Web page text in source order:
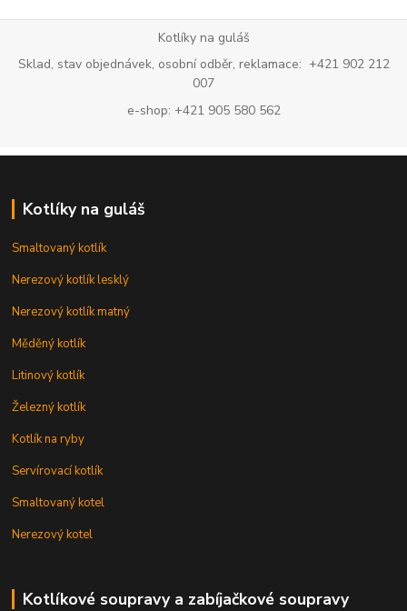
Kotlíky na guláš
Sklad, stav objednávek, osobní odběr, reklamace: +421 902 212
007
e-shop: +421 905 580 562
Kotlíky na guláš
Smaltovaný kotlík
Nerezový kotlík lesklý
Nerezový kotlík matný
Měděný kotlík
Litinový kotlík
Železný kotlík
Kotlík na ryby
Servírovací kotlík
Smaltovaný kotel
Nerezový kotel
Kotlíkové soupravy a zabíjačkové soupravy